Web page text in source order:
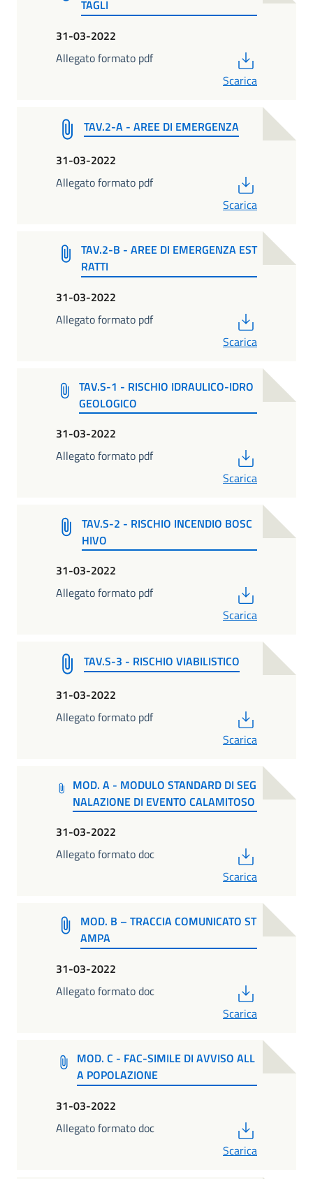
TAGLI
31-03-2022
Allegato formato pdf
Scarica
TAV.2-A - AREE DI EMERGENZA
31-03-2022
Allegato formato pdf
Scarica
TAV.2-B - AREE DI EMERGENZA EST
RATTI
31-03-2022
Allegato formato pdf
Scarica
TAV.S-1 - RISCHIO IDRAULICO-IDRO
GEOLOGICO
31-03-2022
Allegato formato pdf
Scarica
TAV.S-2 - RISCHIO INCENDIO BOSC
HIVO
31-03-2022
Allegato formato pdf
Scarica
TAV.S-3 - RISCHIO VIABILISTICO
31-03-2022
Allegato formato pdf
Scarica
MOD. A - MODULO STANDARD DI SEG
NALAZIONE DI EVENTO CALAMITOSO
31-03-2022
Allegato formato doc
Scarica
MOD. B – TRACCIA COMUNICATO ST
AMPA
31-03-2022
Allegato formato doc
Scarica
MOD. C - FAC-SIMILE DI AVVISO ALL
A POPOLAZIONE
31-03-2022
Allegato formato doc
Scarica